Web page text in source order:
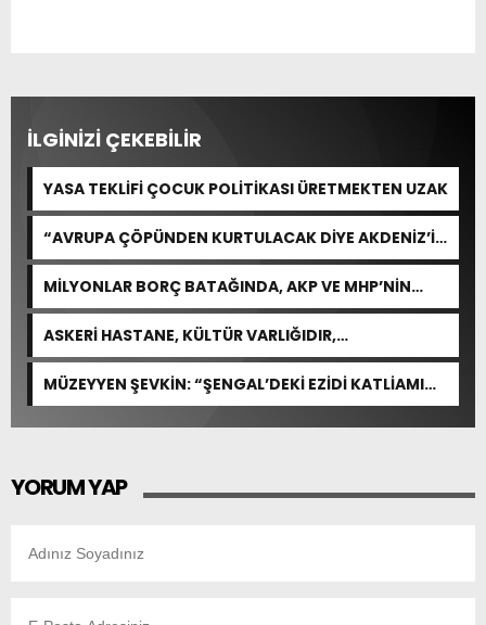
İLGİNİZİ ÇEKEBİLİR
YASA TEKLİFİ ÇOCUK POLİTİKASI ÜRETMEKTEN UZAK
“AVRUPA ÇÖPÜNDEN KURTULACAK DİYE AKDENİZ’İ
FEDA EDEMEZSİNİZ!”
MİLYONLAR BORÇ BATAĞINDA, AKP VE MHP’NİN
CEVABI: “ARAŞTIRMAYALIM!”
ASKERİ HASTANE, KÜLTÜR VARLIĞIDIR,
ÖZELLEŞTİRİLEMEZ!
MÜZEYYEN ŞEVKİN: “ŞENGAL’DEKİ EZİDİ KATLİAMI
İNSANLIĞIN ORTAK ACISIDIR”
YORUM YAP